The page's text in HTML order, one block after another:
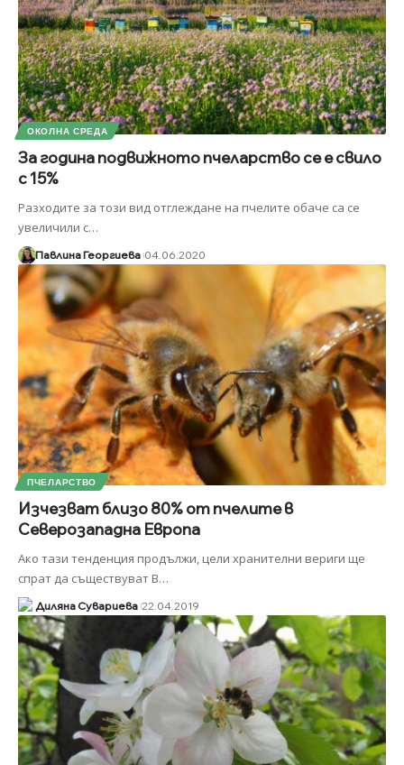
ОКОЛНА СРЕДА
За година подвижното пчеларство се е свило
с 15%
Разходите за този вид отглеждане на пчелите обаче са се
увеличили с…
Павлина Георгиева 04.06.2020
ПЧЕЛАРСТВО
Изчезват близо 80% от пчелите в
Северозападна Европа
Ако тази тенденция продължи, цели хранителни вериги ще
спрат да съществуват В…
Диляна Сувариева 22.04.2019